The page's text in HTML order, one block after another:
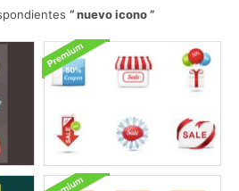
nuevo icono